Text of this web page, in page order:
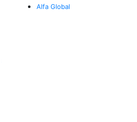
Alfa Global